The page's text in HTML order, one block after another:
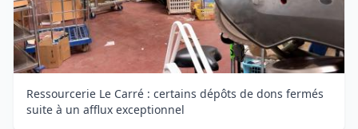
Ressourcerie Le Carré : certains dépôts de dons fermés
suite à un afflux exceptionnel